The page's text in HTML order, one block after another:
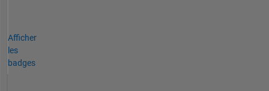
Afficher
les
badges